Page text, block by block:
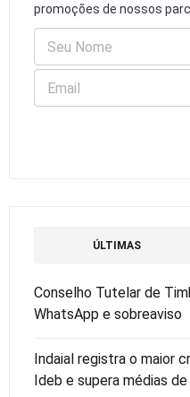
promoções de nossos
ÚLTIMAS
Conselho Tutelar de
WhatsApp e sobreaviso
Indaial registra o maior
Ideb e supera médias de